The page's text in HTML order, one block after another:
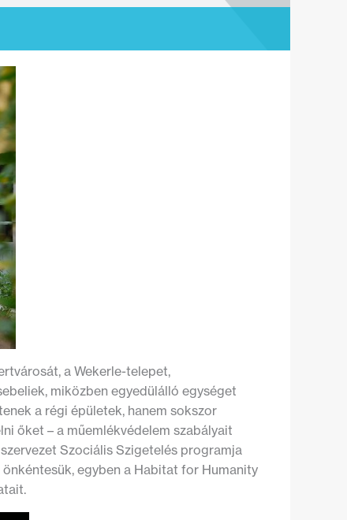
a Wekerle-telepet,
miközben egyedülálló egységet
a régi épületek, hanem sokszor
őket – a műemlékvédelem szabályait
Szociális Szigetelés programja
egyben a Habitat for Humanity